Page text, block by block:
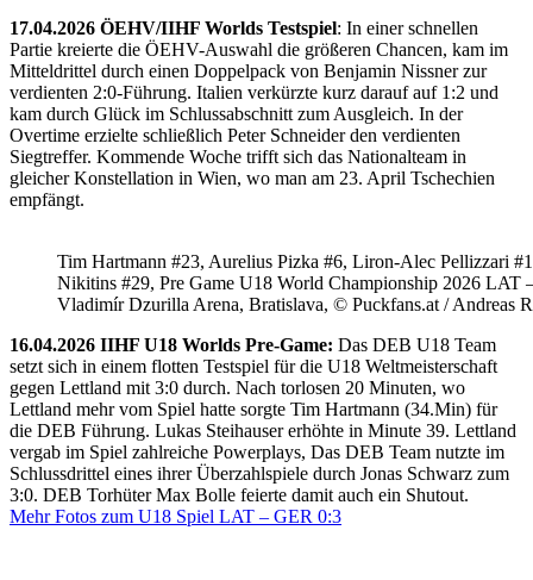
17.04.2026 ÖEHV/IIHF Worlds Testspiel: In einer schnellen
Partie kreierte die ÖEHV-Auswahl die größeren Chancen, kam im
Mitteldrittel durch einen Doppelpack von Benjamin Nissner zur
verdienten 2:0-Führung. Italien verkürzte kurz darauf auf 1:2 und
kam durch Glück im Schlussabschnitt zum Ausgleich. In der
Overtime erzielte schließlich Peter Schneider den verdienten
Siegtreffer. Kommende Woche trifft sich das Nationalteam in
gleicher Konstellation in Wien, wo man am 23. April Tschechien
empfängt.
Tim Hartmann #23, Aurelius Pizka #6, Liron-Alec Pellizzari
Nikitins #29, Pre Game U18 World Championship 2026 LAT
Vladimír Dzurilla Arena, Bratislava, © Puckfans.at / Andreas
16.04.2026 IIHF U18 Worlds Pre-Game: Das DEB U18 Team
setzt sich in einem flotten Testspiel für die U18 Weltmeisterschaft
gegen Lettland mit 3:0 durch. Nach torlosen 20 Minuten, wo
Lettland mehr vom Spiel hatte sorgte Tim Hartmann (34.Min) für
die DEB Führung. Lukas Steihauser erhöhte in Minute 39. Lettland
vergab im Spiel zahlreiche Powerplays, Das DEB Team nutzte im
Schlussdrittel eines ihrer Überzahlspiele durch Jonas Schwarz zum
3:0. DEB Torhüter Max Bolle feierte damit auch ein Shutout.
Mehr Fotos zum U18 Spiel LAT – GER 0:3